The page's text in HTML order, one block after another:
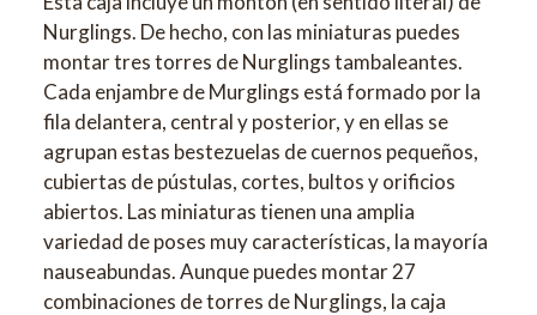
Nurglings. De hecho, con las miniaturas puedes
montar tres torres de Nurglings tambaleantes.
Cada enjambre de Murglings está formado por la
fila delantera, central y posterior, y en ellas se
agrupan estas bestezuelas de cuernos pequeños,
cubiertas de pústulas, cortes, bultos y orificios
abiertos. Las miniaturas tienen una amplia
variedad de poses muy características, la mayoría
nauseabundas. Aunque puedes montar 27
combinaciones de torres de Nurglings, la caja